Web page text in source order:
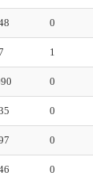
0
1
0
0
0
0